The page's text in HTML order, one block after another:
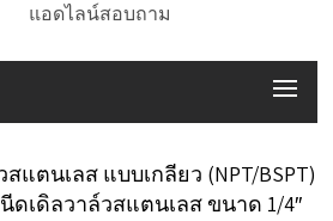
แอดไลน์สอบถาม
แตนเลส แบบเกลียว (NPT/BSPT)
ดเดิลวาล์วสแตนเลส ขนาด 1/4″